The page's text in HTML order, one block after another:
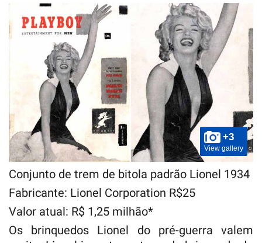
+3
View gallery
Conjunto de trem de bitola padrão Lionel 1934
Fabricante: Lionel Corporation R$25
Valor atual: R$ 1,25 milhão*
Os brinquedos Lionel do pré-guerra valem